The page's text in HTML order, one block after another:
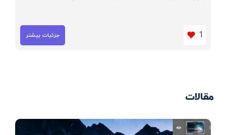
1 جزئیات بیشتر
مقالات